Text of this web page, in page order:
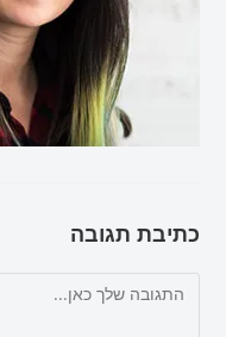
כתיבת תגובה